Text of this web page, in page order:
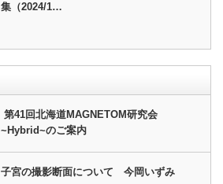
集（2024/1…
第41回北海道MAGNETOM研究会
~Hybrid~のご案内
子宮の撮影断面について 今岡いずみ